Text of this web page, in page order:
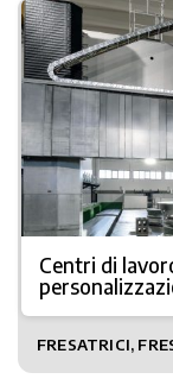
Centri di
FRESATRICI,